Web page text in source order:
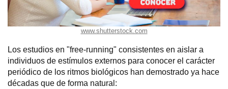
www.shutterstock.com
Los estudios en "free-running" consistentes en aislar a
individuos de estímulos externos para conocer el carácter
periódico de los ritmos biológicos han demostrado ya hace
décadas que de forma natural: